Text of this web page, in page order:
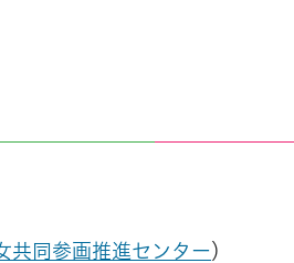
共同参画推進センター）